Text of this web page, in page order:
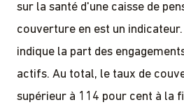
sur la santé d'une caisse de
couverture en est un
indique la part des
actifs. Au total, le taux de
supérieur à 114 pour cent à la